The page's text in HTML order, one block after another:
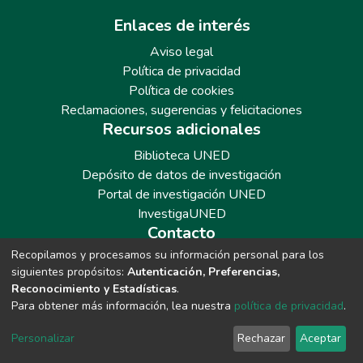
Enlaces de interés
Aviso legal
Política de privacidad
Política de cookies
Reclamaciones, sugerencias y felicitaciones
Recursos adicionales
Biblioteca UNED
Depósito de datos de investigación
Portal de investigación UNED
InvestigaUNED
Contacto
Teléfono: 913986562 / 6643 / 6633 / 8766
Correo: repositoriobiblioteca@adm.uned.es
Recopilamos y procesamos su información personal para los
siguientes propósitos: Autenticación, Preferencias,
Reconocimiento y Estadísticas.
Para obtener más información, lea nuestra política de privacidad.
Personalizar Rechazar Aceptar